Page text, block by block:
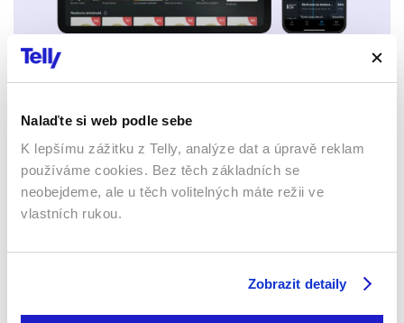
Nalaďte si web podle sebe
K lepšímu zážitku z Telly, analýze dat a úpravě reklam
používáme cookies. Bez těch základních se
neobejdeme, ale u těch volitelných máte režii ve
vlastních rukou.
Zobrazit detaily